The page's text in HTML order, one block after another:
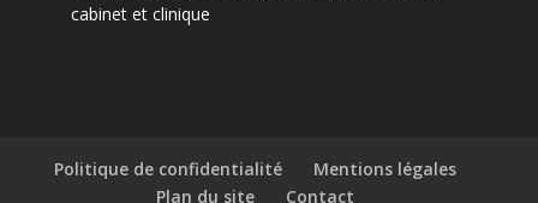
cabinet et clinique
Politique de confidentialité
Mentions légales
Plan du site
Contact